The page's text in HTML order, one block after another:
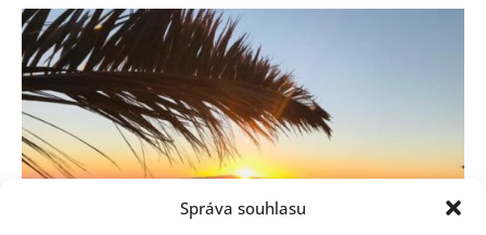
Správa souhlasu